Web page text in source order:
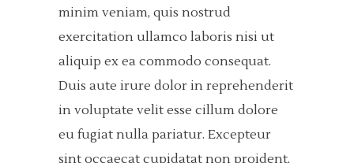
minim veniam, quis nostrud
exercitation ullamco laboris nisi ut
aliquip ex ea commodo consequat.
Duis aute irure dolor in reprehenderit
in voluptate velit esse cillum dolore
eu fugiat nulla pariatur. Excepteur
sint occaecat cupidatat non proident,